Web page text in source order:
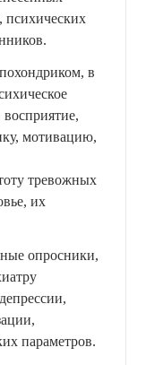
психических
в
мотивацию,
тревожных
их
опросники,
параметров.